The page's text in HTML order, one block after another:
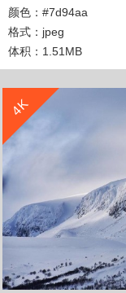
颜色：#7d94aa
格式：jpeg
体积：1.51MB
4K